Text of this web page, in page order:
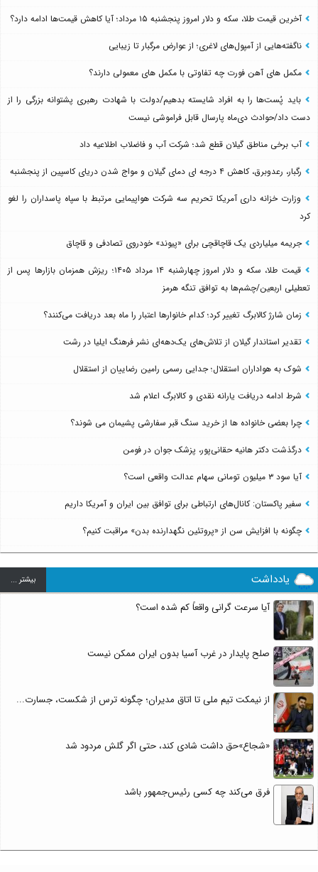
آخرین قیمت طلا، سکه و دلار امروز پنجشنبه ۱۵ مرداد؛ آیا کاهش قیمت‌ها ادامه دارد؟
ناگفته‌هایی از آمپول‌های لاغری؛ از عوارض مرگبار تا زیبایی
مکمل های آهن فورت چه تفاوتی با مکمل های معمولی دارند؟
باید پُست‌ها را به افراد شایسته بدهیم/دولت با شهادت رهبری پشتوانه بزرگی را از
دست داد/حوادث دی‌ماه پارسال قابل فراموشی نیست
آب برخی مناطق گیلان قطع شد؛ شرکت آب و فاضلاب اطلاعیه داد
رگبار، رعدوبرق، کاهش ۴ درجه ای دمای گیلان و مواج شدن دریای کاسپین از پنجشنبه
وزارت خزانه داری آمریکا تحریم سه شرکت هواپیمایی مرتبط با سپاه پاسداران را لغو
کرد
جریمه میلیاردی یک قاچاقچی برای «پیوند» خودروی تصادفی و قاچاق
قیمت طلا، سکه و دلار امروز چهارشنبه ۱۴ مرداد ۱۴۰۵؛ ریزش همزمان بازارها پس از
تعطیلی اربعین/چشم‌ها به توافق تنگه هرمز
زمان شارژ کالابرگ تغییر کرد؛ کدام خانوارها اعتبار را ماه بعد دریافت می‌کنند؟
تقدیر استاندار گیلان از تلاش‌های یک‌دهه‌ای نشر فرهنگ ایلیا در رشت
شوک به هواداران استقلال؛ جدایی رسمی رامین رضاییان از استقلال
شرط ادامه دریافت یارانه نقدی و کالابرگ اعلام شد
چرا بعضی خانواده ها از خرید سنگ قبر سفارشی پشیمان می شوند؟
درگذشت دکتر هانیه حقانی‌پور، پزشک جوان در فومن
آیا سود ۳ میلیون تومانی سهام عدالت واقعی است؟
سفیر پاکستان: کانال‌های ارتباطی برای توافق بین ایران و آمریکا داریم
چگونه با افزایش سن از «پروتئین نگهدارنده بدن» مراقبت کنیم؟
یادداشت بيشتر ...
آیا سرعت گرانی واقعاً کم شده است؟
صلح پایدار در غرب آسیا بدون ایران ممکن نیست
از نیمکت تیم ملی تا اتاق مدیران؛ چگونه ترس از شکست، جسارت...
«شجاع»حق داشت شادی کند، حتی اگر گلش مردود شد
فرق می‌کند چه کسی رئیس‌جمهور باشد